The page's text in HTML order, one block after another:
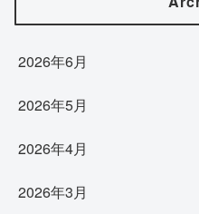
2026年6月
2026年5月
2026年4月
2026年3月